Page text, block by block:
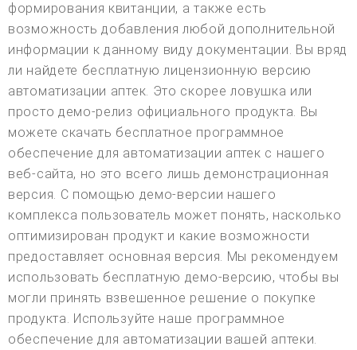
формирования квитанции, а также есть
возможность добавления любой дополнительной
информации к данному виду документации. Вы вряд
ли найдете бесплатную лицензионную версию
автоматизации аптек. Это скорее ловушка или
просто демо-релиз официального продукта. Вы
можете скачать бесплатное программное
обеспечение для автоматизации аптек с нашего
веб-сайта, но это всего лишь демонстрационная
версия. С помощью демо-версии нашего
комплекса пользователь может понять, насколько
оптимизирован продукт и какие возможности
предоставляет основная версия. Мы рекомендуем
использовать бесплатную демо-версию, чтобы вы
могли принять взвешенное решение о покупке
продукта. Используйте наше программное
обеспечение для автоматизации вашей аптеки.